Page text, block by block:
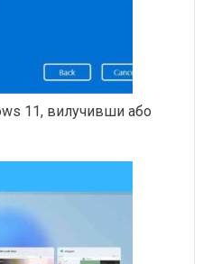
11, вилучивши або